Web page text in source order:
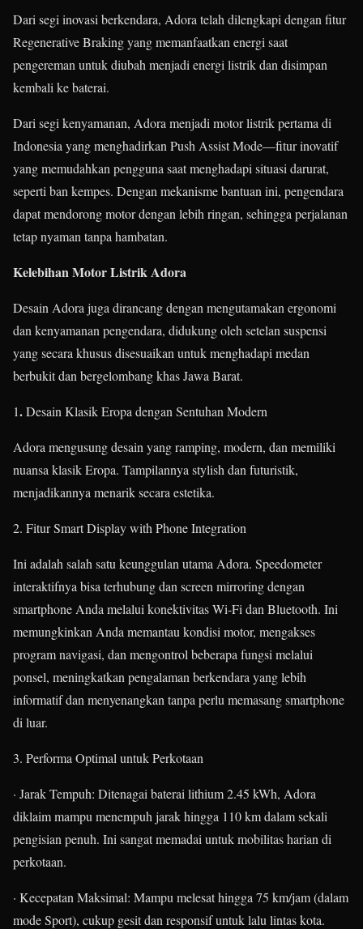
Dari segi inovasi berkendara, Adora telah dilengkapi dengan fitur
Regenerative Braking yang memanfaatkan energi saat
pengereman untuk diubah menjadi energi listrik dan disimpan
kembali ke baterai.
Dari segi kenyamanan, Adora menjadi motor listrik pertama di
Indonesia yang menghadirkan Push Assist Mode—fitur inovatif
yang memudahkan pengguna saat menghadapi situasi darurat,
seperti ban kempes. Dengan mekanisme bantuan ini, pengendara
dapat mendorong motor dengan lebih ringan, sehingga perjalanan
tetap nyaman tanpa hambatan.
Kelebihan Motor Listrik Adora
Desain Adora juga dirancang dengan mengutamakan ergonomi
dan kenyamanan pengendara, didukung oleh setelan suspensi
yang secara khusus disesuaikan untuk menghadapi medan
berbukit dan bergelombang khas Jawa Barat.
1.Desain Klasik Eropa dengan Sentuhan Modern
Adora mengusung desain yang ramping, modern, dan memiliki
nuansa klasik Eropa. Tampilannya stylish dan futuristik,
menjadikannya menarik secara estetika.
2. Fitur Smart Display with Phone Integration
Ini adalah salah satu keunggulan utama Adora. Speedometer
interaktifnya bisa terhubung dan screen mirroring dengan
smartphone Anda melalui konektivitas Wi-Fi dan Bluetooth. Ini
memungkinkan Anda memantau kondisi motor, mengakses
program navigasi, dan mengontrol beberapa fungsi melalui
ponsel, meningkatkan pengalaman berkendara yang lebih
informatif dan menyenangkan tanpa perlu memasang smartphone
di luar.
3. Performa Optimal untuk Perkotaan
· Jarak Tempuh: Ditenagai baterai lithium 2.45 kWh, Adora
diklaim mampu menempuh jarak hingga 110 km dalam sekali
pengisian penuh. Ini sangat memadai untuk mobilitas harian di
perkotaan.
· Kecepatan Maksimal: Mampu melesat hingga 75 km/jam (dalam
mode Sport), cukup gesit dan responsif untuk lalu lintas kota.